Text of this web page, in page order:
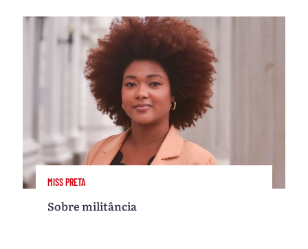
MISS PRETA
Sobre militância